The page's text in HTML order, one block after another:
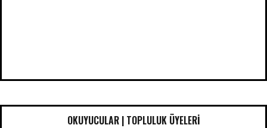
OKUYUCULAR | TOPLULUK ÜYELERİ